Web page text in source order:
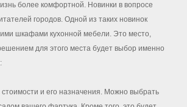
более комфортной. Новинки в вопросе
городов. Одной из таких новинок
шкафами кухонной мебели. Это место,
для этого места будет выбор именно
и его назначения. Можно выбрать